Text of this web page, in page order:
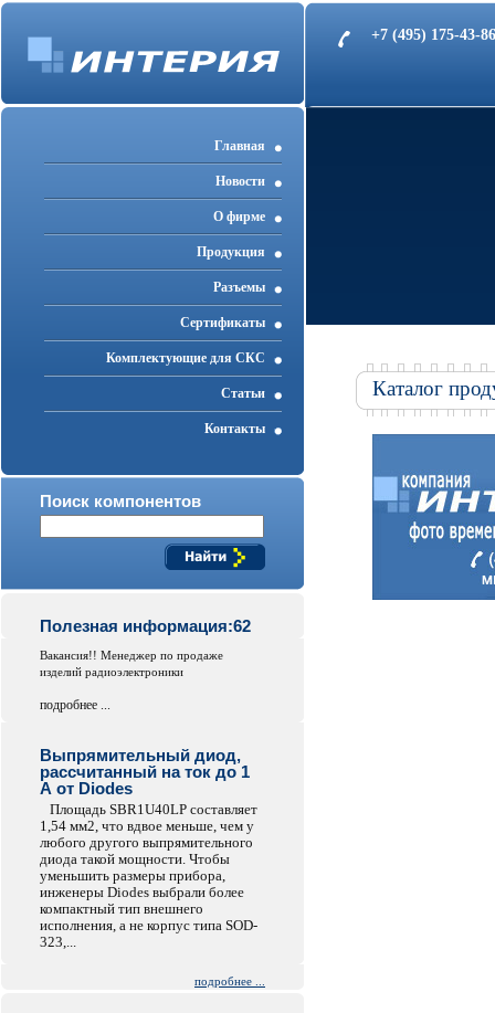
+7 (495) 175-43-
Главная
Новости
О фирме
Продукция
Разъемы
Cертификаты
Комплектующие для СКС
Статьи
Контакты
Поиск компонентов
Полезная информация:62
Вакансия!! Менеджер по продаже
изделий радиоэлектроники
подробнее ...
Выпрямительный диод,
рассчитанный на ток до 1
А от Diodes
Площадь SBR1U40LP составляет
1,54 мм2, что вдвое меньше, чем у
любого другого выпрямительного
диода такой мощности. Чтобы
уменьшить размеры прибора,
инженеры Diodes выбрали более
компактный тип внешнего
исполнения, а не корпус типа SOD-
323,...
подробнее ...
Каталог